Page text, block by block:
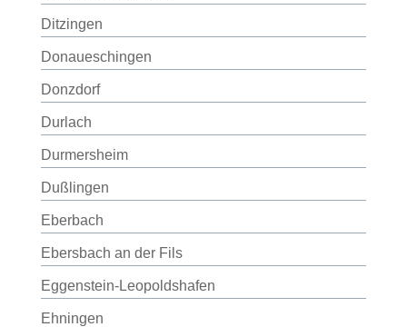
Ditzingen
Donaueschingen
Donzdorf
Durlach
Durmersheim
Dußlingen
Eberbach
Ebersbach an der Fils
Eggenstein-Leopoldshafen
Ehningen